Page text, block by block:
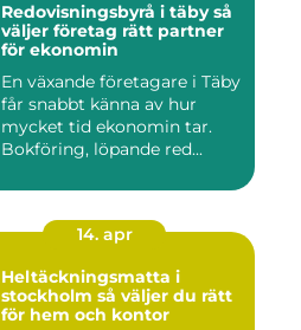
Redovisningsbyrå i täby så
väljer företag rätt partner
för ekonomin
En växande företagare i Täby
får snabbt känna av hur
mycket tid ekonomin tar.
Bokföring, löpande red...
14. apr
Heltäckningsmatta i
stockholm så väljer du rätt
för hem och kontor